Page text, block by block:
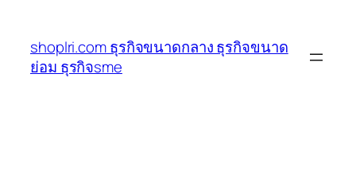
เนื้อหา
shoplri.com ธุรกิจขนาดกลาง ธุรกิจขนาด
ย่อม ธุรกิจsme